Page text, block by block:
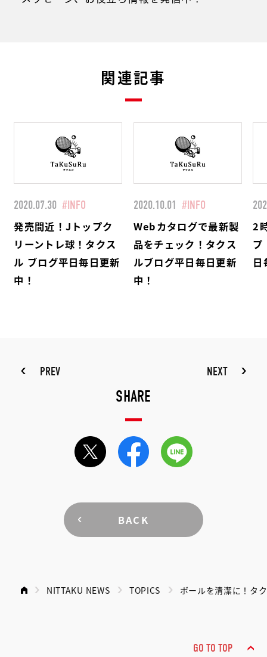
関連記事
2020.07.30 #INFO
発売間近！Jトップク
リーントレ球！タクス
ル ブログ平日毎日更新
中！
2020.10.01 #INFO
Webカタログで最新製
品をチェック！タクス
ルブログ平日毎日更新
中！
2
プ
日
PREV NEXT
SHARE
BACK
NITTAKU NEWS TOPICS ボールを清潔に！タ
GO TO TOP